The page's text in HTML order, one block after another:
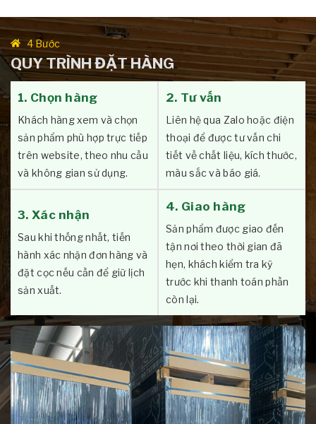
4 Bước
QUY TRÌNH ĐẶT HÀNG
1. Chọn hàng
Khách hàng xem và chọn
sản phẩm phù hợp trực tiếp
trên website, theo nhu cầu
và không gian sử dụng.
2. Tư vấn
Liên hệ qua Zalo hoặc điện
thoại để được tư vấn chi
tiết về chất liệu, kích thước,
màu sắc và báo giá.
3. Xác nhận
Sau khi thống nhất, tiến
hành xác nhận đơn hàng và
đặt cọc nếu cần để giữ lịch
sản xuất.
4. Giao hàng
Sản phẩm được giao đến
tận nơi theo thời gian đã
hẹn, khách kiểm tra kỹ
trước khi thanh toán phần
còn lại.